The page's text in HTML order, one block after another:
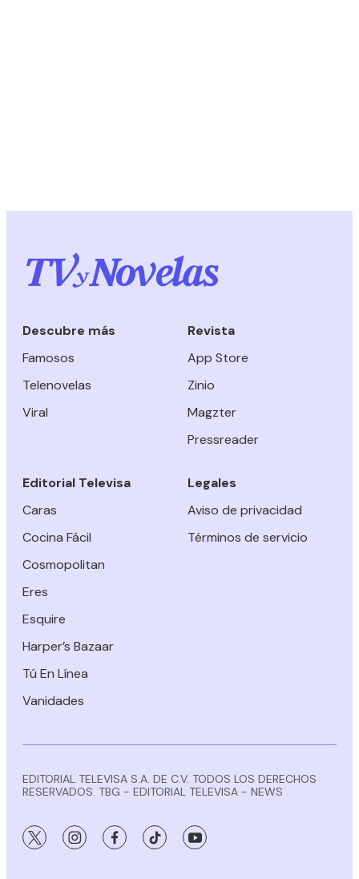
Descubre más
Famosos
Telenovelas
Viral
Revista
App Store
Zinio
Magzter
Pressreader
Editorial Televisa
Caras
Cocina Fácil
Cosmopolitan
Eres
Esquire
Harper’s Bazaar
Tú En Línea
Vanidades
Legales
Aviso de privacidad
Términos de servicio
EDITORIAL TELEVISA S.A. DE C.V. TODOS LOS DERECHOS
RESERVADOS. TBG - EDITORIAL TELEVISA - NEWS
twitter instagramfacebooktiktok youtube